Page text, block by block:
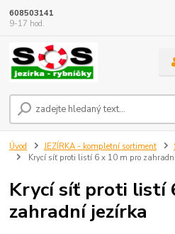
608503141
9-17 hod.
Úvod JEZÍRKA - kompletní sortiment
Krycí síť proti listí 6 x 10 m pro
Krycí síť proti listí
zahradní jezírka